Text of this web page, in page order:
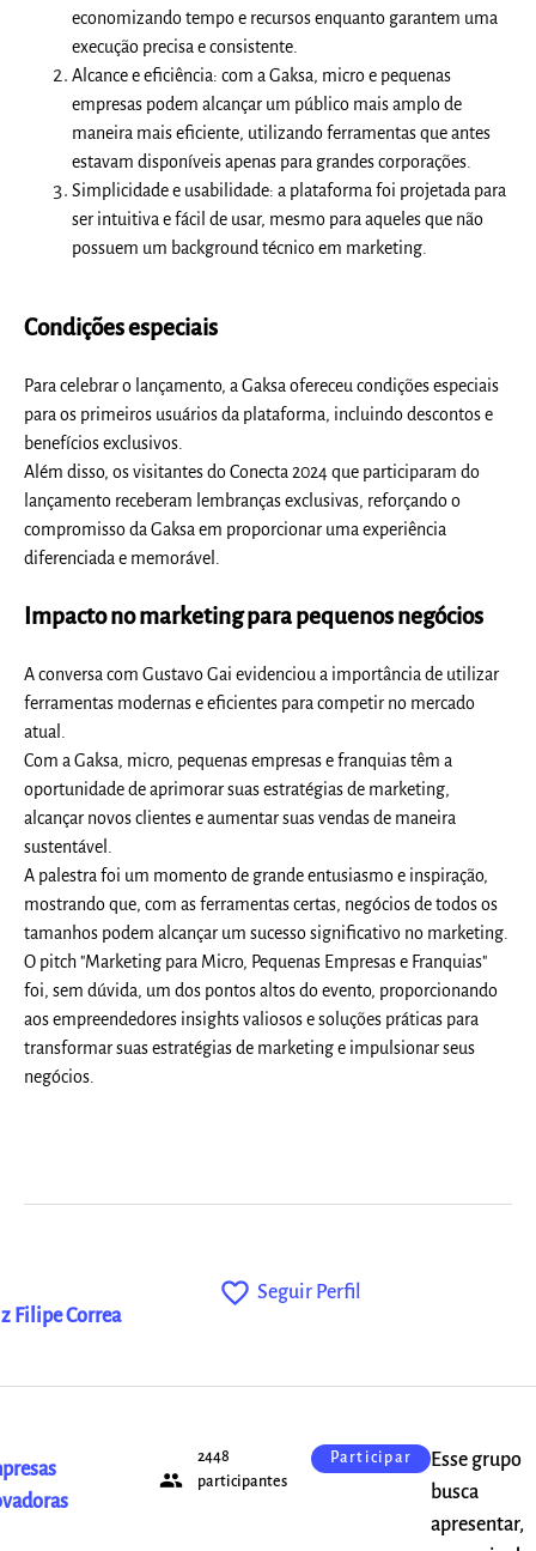
economizando tempo e recursos enquanto garantem uma
execução precisa e consistente.
Alcance e eficiência: com a Gaksa, micro e pequenas
empresas podem alcançar um público mais amplo de
maneira mais eficiente, utilizando ferramentas que antes
estavam disponíveis apenas para grandes corporações.
Simplicidade e usabilidade:a plataforma foi projetada para
ser intuitiva e fácil de usar, mesmo para aqueles que não
possuem um background técnico em marketing.
Condições especiais
Para celebrar o lançamento, a Gaksa ofereceu condições especiais
para os primeiros usuários da plataforma, incluindo descontos e
benefícios exclusivos.
Além disso, os visitantes do Conecta 2024 que participaram do
lançamento receberam lembranças exclusivas, reforçando o
compromisso da Gaksa em proporcionar uma experiência
diferenciada e memorável.
Impacto no marketing para pequenos negócios
A conversa com Gustavo Gai evidenciou a importância de utilizar
ferramentas modernas e eficientes para competir no mercado
atual.
Com a Gaksa, micro, pequenas empresas e franquias têm a
oportunidade de aprimorar suas estratégias de marketing,
alcançar novos clientes e aumentar suas vendas de maneira
sustentável.
A palestra foi um momento de grande entusiasmo e inspiração,
mostrando que, com as ferramentas certas, negócios de todos os
tamanhos podem alcançar um sucesso significativo no marketing.
O pitch "Marketing para Micro, Pequenas Empresas e Franquias"
foi, sem dúvida, um dos pontos altos do evento, proporcionando
aos empreendedores insights valiosos e soluções práticas para
transformar suas estratégias de marketing e impulsionar seus
negócios.
Filipe Correa
favorite_outline Seguir Perfil
people
2448
participantes
Participar
Esse grupo
busca
apresentar,